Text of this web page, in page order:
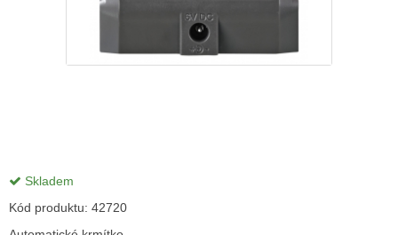
Skladem
Kód produktu: 42720